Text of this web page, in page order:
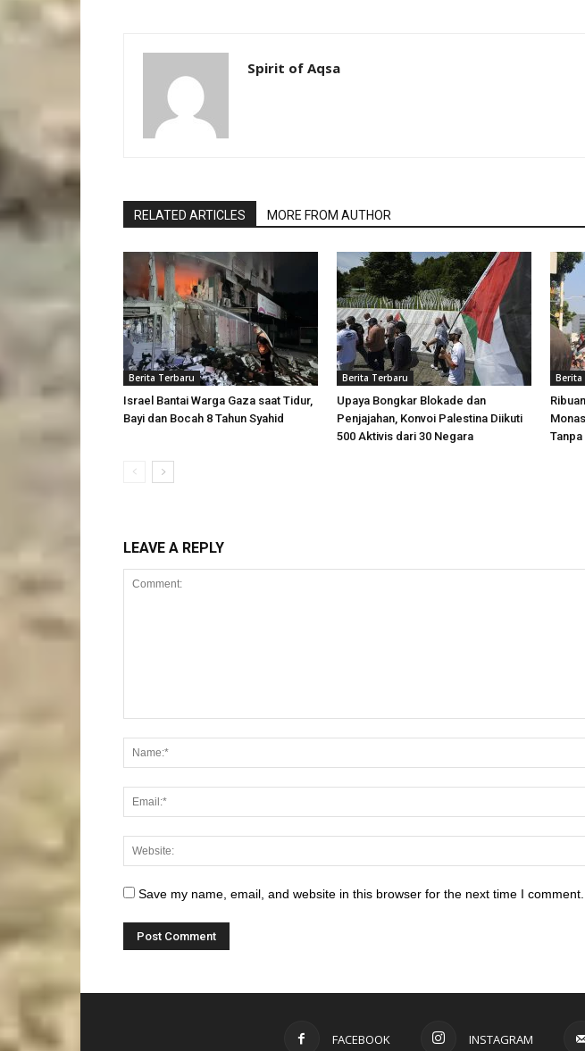
Spirit of Aqsa
RELATED ARTICLES MORE FROM AUTHOR
Berita Terbaru
Israel Bantai Warga Gaza saat Tidur,
Bayi dan Bocah 8 Tahun Syahid
Berita Terbaru
Upaya Bongkar Blokade dan
Penjajahan, Konvoi Palestina Diikuti
500 Aktivis dari 30 Negara
Berita
LEAVE A REPLY
Save my name, email, and website in this browser for the next time I comment.
FACEBOOK INSTAGRAM